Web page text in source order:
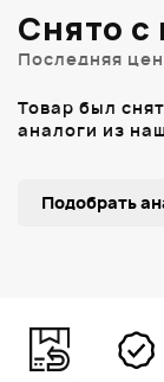
Снято
Последняя
Товар был
аналоги из
Подобрать